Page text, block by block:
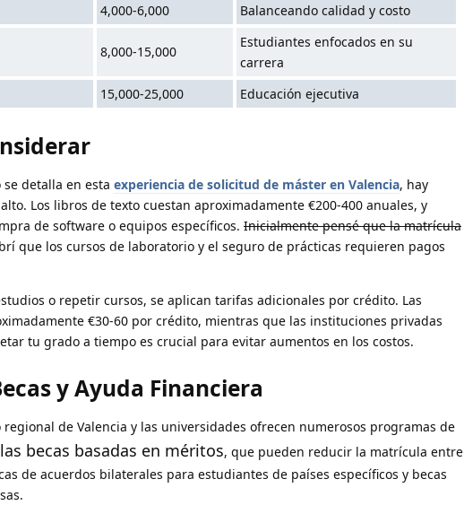
4,000-6,000 Balanceando calidad y costo
8,000-15,000
Estudiantes enfocados en su
carrera
15,000-25,000 Educación ejecutiva
detalla en esta experiencia de solicitud de máster en Valencia, hay
Los libros de texto cuestan aproximadamente €200-400 anuales, y
de software o equipos específicos. Inicialmente pensé que la matrícula
que los cursos de laboratorio y el seguro de prácticas requieren pagos
o repetir cursos, se aplican tarifas adicionales por crédito. Las
€30-60 por crédito, mientras que las instituciones privadas
tu grado a tiempo es crucial para evitar aumentos en los costos.
y Ayuda Financiera
de Valencia y las universidades ofrecen numerosos programas de
becas basadas en méritos, que pueden reducir la matrícula entre
de acuerdos bilaterales para estudiantes de países específicos y becas